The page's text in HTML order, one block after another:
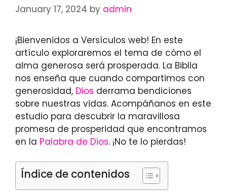
January 17, 2024 by admin
¡Bienvenidos a Versículos web! En este
artículo exploraremos el tema de cómo el
alma generosa será prosperada. La Biblia
nos enseña que cuando compartimos con
generosidad, Dios derrama bendiciones
sobre nuestras vidas. Acompáñanos en este
estudio para descubrir la maravillosa
promesa de prosperidad que encontramos
en la Palabra de Dios. ¡No te lo pierdas!
Índice de contenidos